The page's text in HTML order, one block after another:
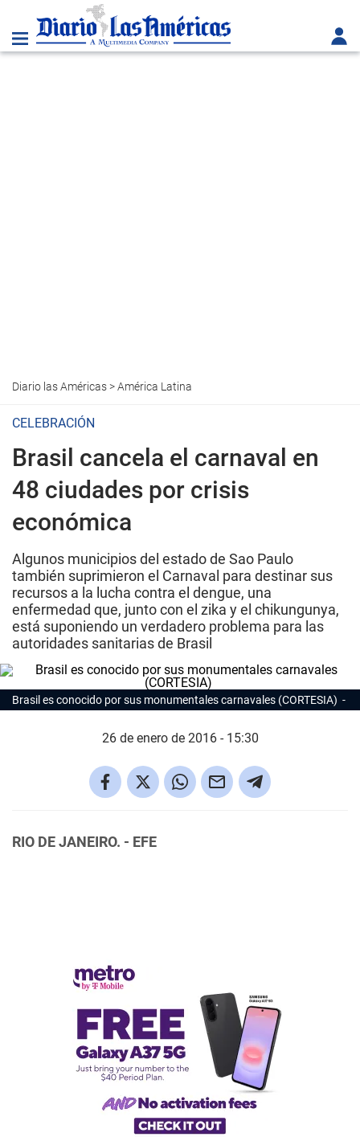
Diario las Américas>América Latina
CELEBRACIÓN
Brasil cancela el carnaval en
48 ciudades por crisis
económica
Algunos municipios del estado de Sao Paulo
también suprimieron el Carnaval para destinar sus
recursos a la lucha contra el dengue, una
enfermedad que, junto con el zika y el chikungunya,
está suponiendo un verdadero problema para las
autoridades sanitarias de Brasil
Brasil es conocido por sus monumentales carnavales (CORTESIA)
26 de enero de 2016 - 15:30
RIO DE JANEIRO. - EFE